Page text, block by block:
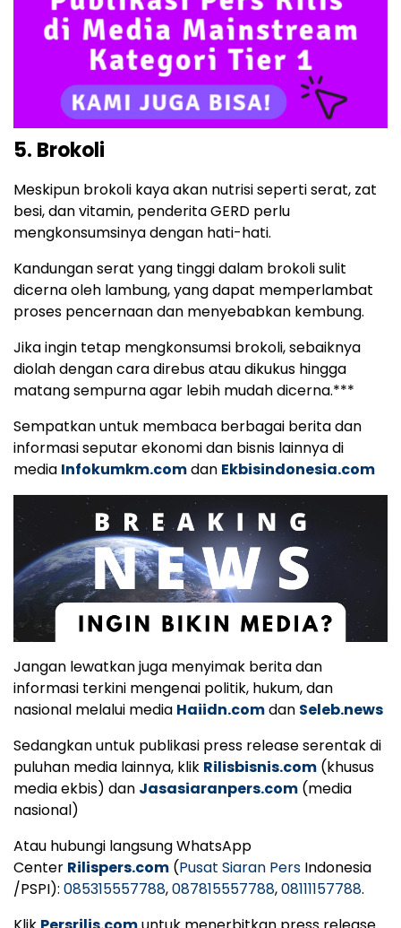
5. Brokoli
Meskipun brokoli kaya akan nutrisi seperti serat, zat
besi, dan vitamin, penderita GERD perlu
mengkonsumsinya dengan hati-hati.
Kandungan serat yang tinggi dalam brokoli sulit
dicerna oleh lambung, yang dapat memperlambat
proses pencernaan dan menyebabkan kembung.
Jika ingin tetap mengkonsumsi brokoli, sebaiknya
diolah dengan cara direbus atau dikukus hingga
matang sempurna agar lebih mudah dicerna.***
Sempatkan untuk membaca berbagai berita dan
informasi seputar ekonomi dan bisnis lainnya di
media Infokumkm.comdan Ekbisindonesia.com
Jangan lewatkan juga menyimak berita dan
informasi terkini mengenai politik, hukum, dan
nasional melalui media Haiidn.comdan Seleb.news
Sedangkan untuk publikasi press release serentak di
puluhan media lainnya, klik Rilisbisnis.com (khusus
media ekbis) dan Jasasiaranpers.com (media
nasional)
Atau hubungi langsung WhatsApp
Center Rilispers.com (Pusat Siaran Pers Indonesia
/PSPI): 085315557788,087815557788,08111157788.